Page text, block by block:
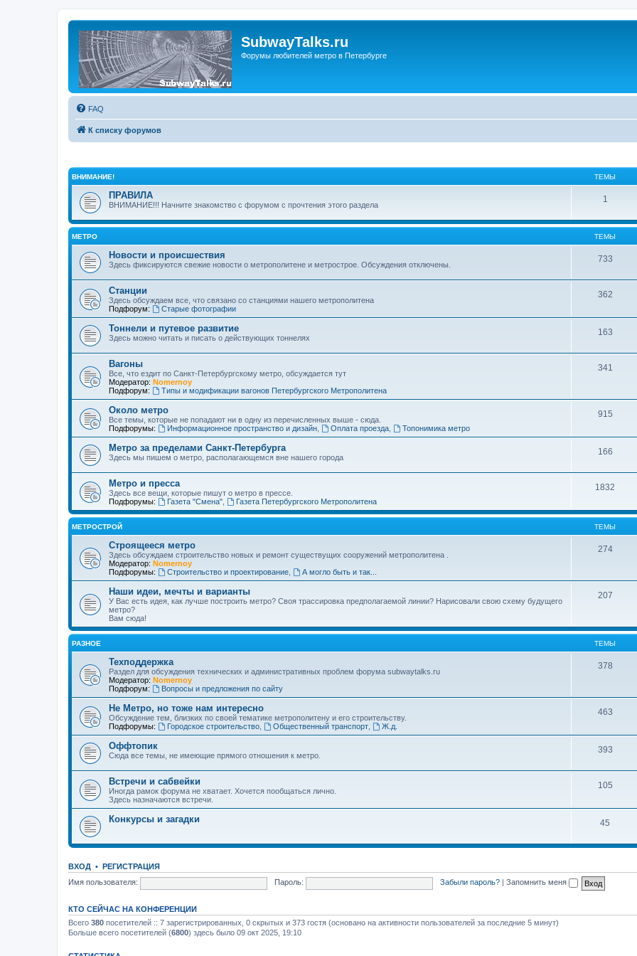
SubwayTalks.ru
Форумы любителей метро в Петербурге
FAQ
К списку форумов
ВНИМАНИЕ! ТЕМЫ
ПРАВИЛА
ВНИМАНИЕ!!! Начните знакомство с форумом с прочтения этого раздела
1
МЕТРО ТЕМЫ
Новости и происшествия
Здесь фиксируются свежие новости о метрополитене и метрострое. Обсуждения отключены.
733
Станции
Здесь обсуждаем все, что связано со станциями нашего метрополитена
Подфорум:
Старые фотографии
362
Тоннели и путевое развитие
Здесь можно читать и писать о действующих тоннелях
163
Вагоны
Все, что ездит по Санкт-Петербургскому метро, обсуждается тут
Модератор: Nomernoy
Подфорум:
Типы и модификации вагонов Петербургского Метрополитена
341
Около метро
Все темы, которые не попадают ни в одну из перечисленных выше - сюда.
Подфорумы:
Информационное пространство и дизайн, Оплата проезда, Топонимика метро
915
Метро за пределами Санкт-Петербурга
Здесь мы пишем о метро, располагающемся вне нашего города
166
Метро и пресса
Здесь все вещи, которые пишут о метро в прессе.
Подфорумы:
Газета "Смена", Газета Петербургского Метрополитена
1832
МЕТРОСТРОЙ ТЕМЫ
Строящееся метро
Здесь обсуждаем строительство новых и ремонт существущих сооружений метрополитена .
Модератор: Nomernoy
Подфорумы:
Строительство и проектирование, А могло быть и так...
274
Наши идеи, мечты и варианты
У Вас есть идея, как лучше построить метро? Своя трассировка предполагаемой линии? Нарисовали свою схему будущего
метро?
Вам сюда!
207
РАЗНОЕ ТЕМЫ
Техподдержка
Раздел для обсуждения технических и административных проблем форума subwaytalks.ru
Модератор: Nomernoy
Подфорум:
Вопросы и предложения по сайту
378
Не Метро, но тоже нам интересно
Обсуждение тем, близких по своей тематике метрополитену и его строительству.
Подфорумы:
Городское строительство, Общественный транспорт, Ж.д.
463
Оффтопик
Сюда все темы, не имеющие прямого отношения к метро.
393
Встречи и сабвейки
Иногда рамок форума не хватает. Хочется пообщаться лично.
Здесь назначаются встречи.
105
Конкурсы и загадки 45
ВХОД • РЕГИСТРАЦИЯ
Имя пользователя:
Пароль: Забыли пароль? Запомнить меня
КТО СЕЙЧАС НА КОНФЕРЕНЦИИ
Всего 380 посетителей :: 7 зарегистрированных, 0 скрытых и 373 гостя (основано на активности пользователей за последние 5 минут)
Больше всего посетителей (6800) здесь было 09 окт 2025, 19:10